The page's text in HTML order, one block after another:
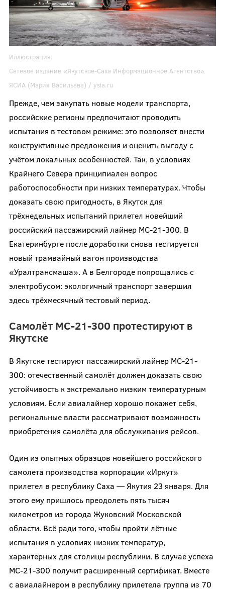
Иллюстрация:
Сетевое издание «Якутское-Саха Информационное Агентство»
ЯСИА (Мария Васильева) / ysia.ru
Прежде, чем закупать новые модели транспорта,
российские регионы предпочитают проводить
испытания в тестовом режиме: это позволяет внести
конструктивные предложения и оценить выгоду с
учётом локальных особенностей. Так, в условиях
Крайнего Севера принципиален вопрос
работоспособности при низких температурах. Чтобы
доказать свою пригодность, в Якутск для
трёхнедельных испытаний прилетел новейший
российский пассажирский лайнер МС-21-300. В
Екатеринбурге после доработки снова тестируется
новый трамвайный вагон производства
«Уралтрансмаша». А в Белгороде попрощались с
электробусом: экологичный транспорт завершил
здесь трёхмесячный тестовый период.
Самолёт МС-21-300 протестируют в
Якутске
В Якутске тестируют пассажирский лайнер МС-21-
300: отечественный самолёт должен доказать свою
устойчивость к экстремально низким температурным
условиям. Если авиалайнер хорошо покажет себя,
региональные власти рассматривают возможность
приобретения самолёта для обслуживания рейсов.
Один из опытных образцов новейшего российского
самолета производства корпорации «Иркут»
прилетел в республику Саха — Якутия 23 января. Для
этого ему пришлось преодолеть пять тысяч
километров из города Жуковский Московской
области. Всё ради того, чтобы пройти лётные
испытания в условиях низких температур,
характерных для столицы республики. В случае успеха
МС-21-300 получит расширенный сертификат. Вместе
с авиалайнером в республику прилетела группа из 70